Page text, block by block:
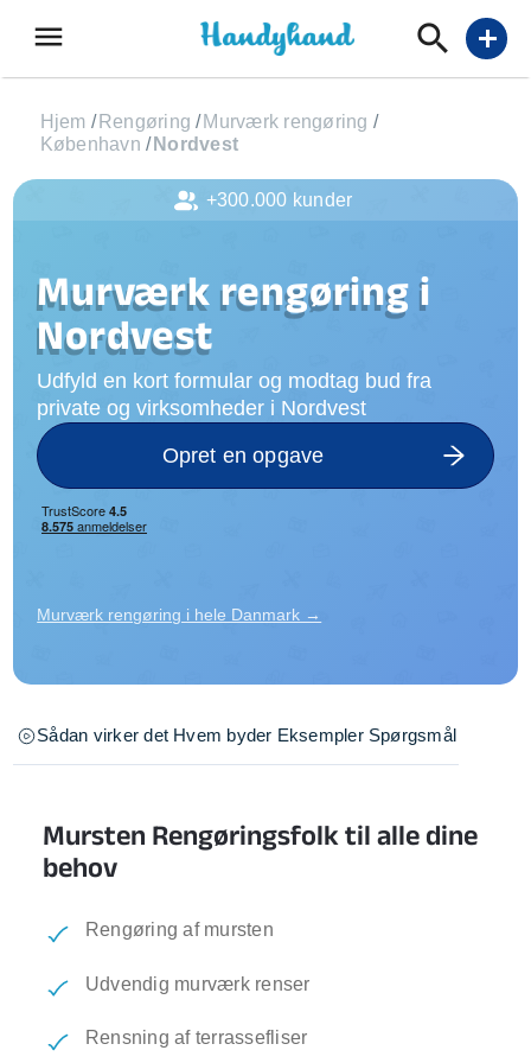
menu add
Hjem / Rengøring / Murværk rengøring /
København / Nordvest
Murværk rengøring i
Nordvest
Udfyld en kort formular og modtag bud fra
private og virksomheder i Nordvest
Opret en opgave
Murværk rengøring i hele Danmark →
Sådan virker det Hvem byder Eksempler Spørgsmål
Mursten Rengøringsfolk til alle dine
behov
Rengøring af mursten
Udvendig murværk renser
Rensning af terrassefliser
+300.000 kunder